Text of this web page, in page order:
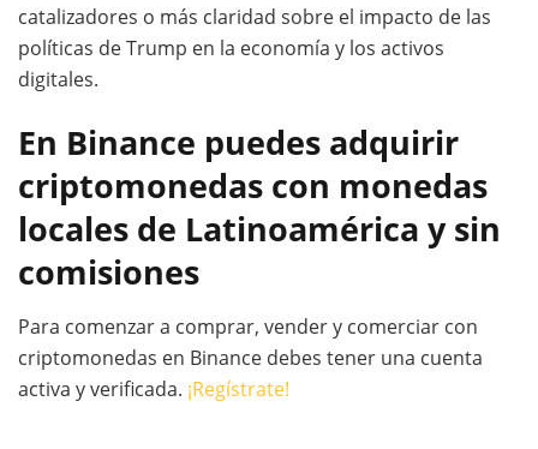
catalizadores o más claridad sobre el impacto de las
políticas de Trump en la economía y los activos
digitales.
En Binance puedes adquirir
criptomonedas con monedas
locales de Latinoamérica y sin
comisiones
Para comenzar a comprar, vender y comerciar con
criptomonedas en Binance debes tener una cuenta
activa y verificada. ¡Regístrate!